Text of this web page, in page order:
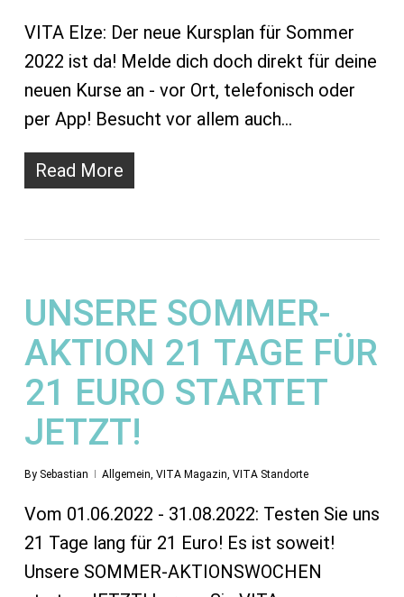
VITA Elze: Der neue Kursplan für Sommer
2022 ist da! Melde dich doch direkt für deine
neuen Kurse an - vor Ort, telefonisch oder
per App! Besucht vor allem auch…
Read More
UNSERE SOMMER-
AKTION 21 TAGE FÜR
21 EURO STARTET
JETZT!
By Sebastian Allgemein VITA Magazin VITA Standorte
Vom 01.06.2022 - 31.08.2022: Testen Sie uns
21 Tage lang für 21 Euro! Es ist soweit!
Unsere SOMMER-AKTIONSWOCHEN